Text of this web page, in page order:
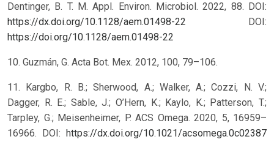
Dentinger, B. T. M. Appl. Environ. Microbiol. 2022, 88. DOI:
https://dx.doi.org/10.1128/aem.01498-22
DOI:
https://doi.org/10.1128/aem.01498-22
10. Guzmán, G. Acta Bot. Mex. 2012, 100, 79–106.
11. Kargbo, R. B.; Sherwood, A.; Walker, A.; Cozzi, N. V.;
Dagger, R. E.; Sable, J.; O’Hern, K.; Kaylo, K.; Patterson, T.;
Tarpley, G.; Meisenheimer, P. ACS Omega. 2020, 5, 16959–
16966. DOI: https://dx.doi.org/10.1021/acsomega.0c02387